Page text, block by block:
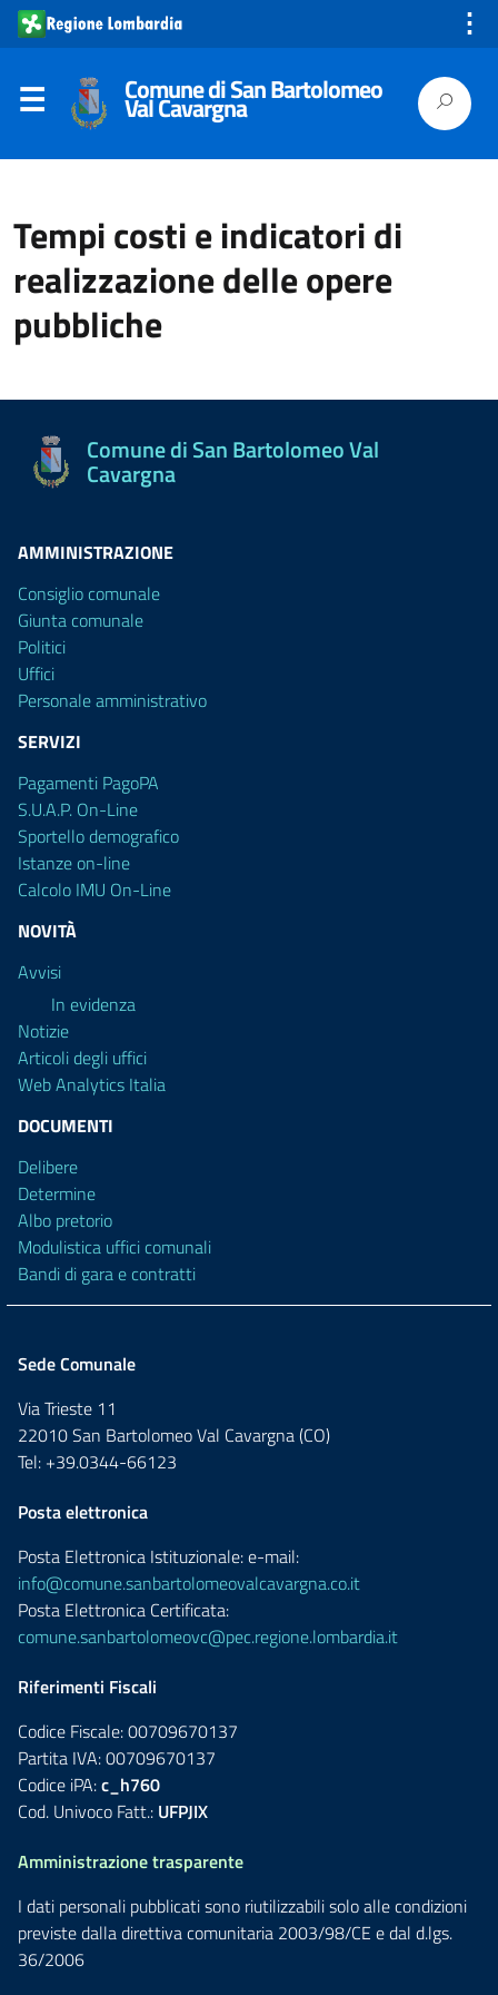
⋮
Comune di San Bartolomeo
Val Cavargna
Tempi costi e indicatori di
realizzazione delle opere
pubbliche
Comune di San Bartolomeo Val
Cavargna
AMMINISTRAZIONE
Consiglio comunale
Giunta comunale
Politici
Uffici
Personale amministrativo
SERVIZI
Pagamenti PagoPA
S.U.A.P. On-Line
Sportello demografico
Istanze on-line
Calcolo IMU On-Line
NOVITÀ
Avvisi
In evidenza
Notizie
Articoli degli uffici
Web Analytics Italia
DOCUMENTI
Delibere
Determine
Albo pretorio
Modulistica uffici comunali
Bandi di gara e contratti
Sede Comunale
Via Trieste 11
22010 San Bartolomeo Val Cavargna (CO)
Tel: +39.0344-66123
Posta elettronica
Posta Elettronica Istituzionale: e-mail:
info@comune.sanbartolomeovalcavargna.co.it
Posta Elettronica Certificata:
comune.sanbartolomeovc@pec.regione.lombardia.it
Riferimenti Fiscali
Codice Fiscale: 00709670137
Partita IVA: 00709670137
Codice iPA:c_h760
Cod. Univoco Fatt.: UFPJIX
Amministrazione trasparente
I dati personali pubblicati sono riutilizzabili solo alle condizioni
previste dalla direttiva comunitaria 2003/98/CE e dal d.lgs.
36/2006